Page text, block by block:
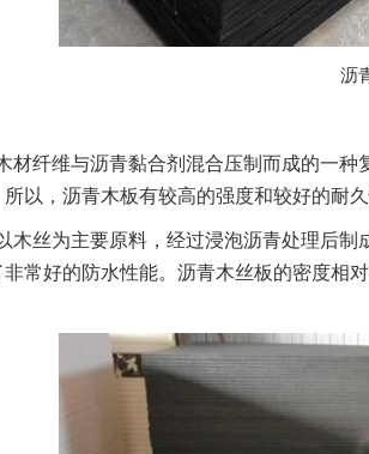
沥
材纤维与沥青黏合剂混合压制而成的一
以，沥青木板有较高的强度和较好的耐
木丝为主要原料，经过浸泡沥青处理后
常好的防水性能。沥青木丝板的密度相